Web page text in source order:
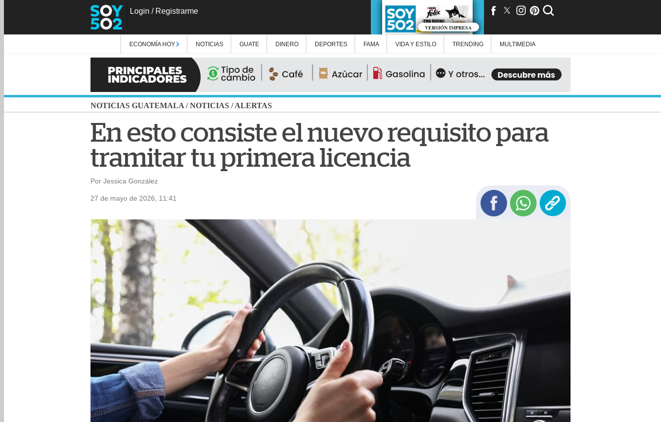
Login / Registrarme
VERSIÓN IMPRESA
ECONOMÍA HOY NOTICIAS GUATE DINERO DEPORTES FAMA VIDA Y ESTILO TRENDING MULTIMEDIA
NOTICIAS GUATEMALA /NOTICIAS /ALERTAS
En esto consiste el nuevo requisito para
tramitar tu primera licencia
Por Jessica González
27 de mayo de 2026, 11:41